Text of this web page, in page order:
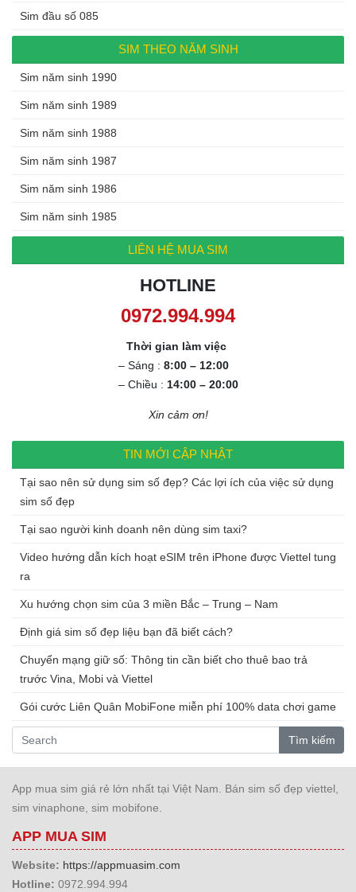
Sim đầu số 085
SIM THEO NĂM SINH
Sim năm sinh 1990
Sim năm sinh 1989
Sim năm sinh 1988
Sim năm sinh 1987
Sim năm sinh 1986
Sim năm sinh 1985
LIÊN HỆ MUA SIM
HOTLINE
0972.994.994
Thời gian làm việc
– Sáng : 8:00 – 12:00
– Chiều : 14:00 – 20:00
Xin cảm ơn!
TIN MỚI CẬP NHẬT
Tại sao nên sử dụng sim số đẹp? Các lợi ích của việc sử dụng
sim số đẹp
Tại sao người kinh doanh nên dùng sim taxi?
Video hướng dẫn kích hoạt eSIM trên iPhone được Viettel tung
ra
Xu hướng chọn sim của 3 miền Bắc – Trung – Nam
Định giá sim số đẹp liệu bạn đã biết cách?
Chuyển mạng giữ số: Thông tin cần biết cho thuê bao trả
trước Vina, Mobi và Viettel
Gói cước Liên Quân MobiFone miễn phí 100% data chơi game
Tìm kiếm
App mua sim giá rẻ lớn nhất tại Việt Nam. Bán sim số đẹp viettel,
sim vinaphone, sim mobifone.
APP MUA SIM
Website: https://appmuasim.com
Hotline: 0972.994.994